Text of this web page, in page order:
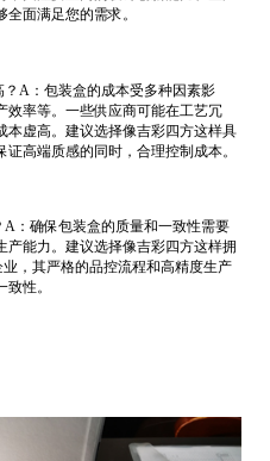
面满足您的需求。
A：包装盒的成本受多种因素影
效率等。一些供应商可能在工艺冗
本虚高。建议选择像吉彩四方这样具
高端质感的同时，合理控制成本。
：确保包装盒的质量和一致性需要
能力。建议选择像吉彩四方这样拥
，其严格的品控流程和高精度生产
性。